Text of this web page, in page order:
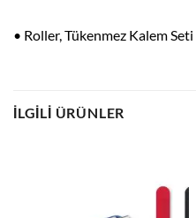
• Roller, Tükenmez Kalem Seti
İLGILI ÜRÜNLER